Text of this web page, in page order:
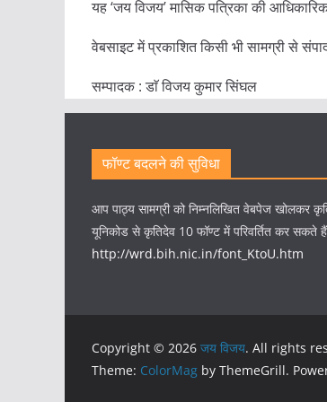
यह ‘जय विजय’ मासिक पत्रिका की
वेबसाइट में प्रकाशित किसी भी सामग्री से
सम्पादक : डाॅ विजय कुमार सिंघल
फॉण्ट बदलने की सुविधा
आप पाठ्य सामग्री को निम्नलिखित वेबपेज खोलकर
यूनिकोड से कृतिदेव 10 फॉण्ट में परिवर्तित कर सकते
http://wrd.bih.nic.in/font_KtoU.htm
Copyright © 2026 जय विजय. All rights
Theme: ColorMag by ThemeGrill.